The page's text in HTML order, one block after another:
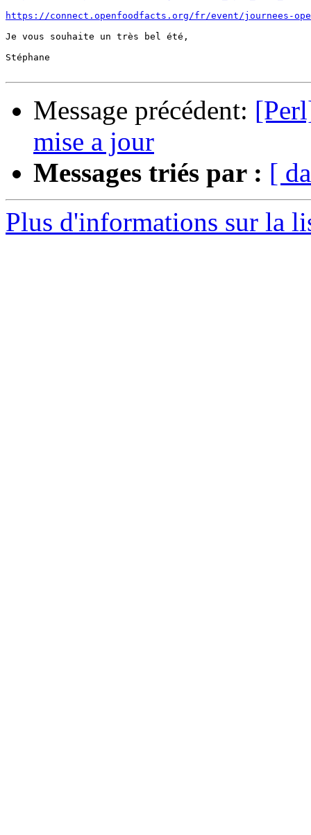
https://connect.openfoodfacts.org/fr/event/journees-
Je vous souhaite un très bel été,
Stéphane
Message précédent:
mise a jour
Messages triés par : [
Plus d'informations sur la